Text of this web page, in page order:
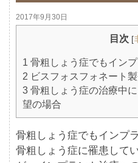
2017年9月30日
目次 [
1 骨粗しょう症でもイン
2 ビスフォスフォネート
3 骨粗しょう症の治療中
望の場合
骨粗しょう症でもインプ
骨粗しょう症に罹患して